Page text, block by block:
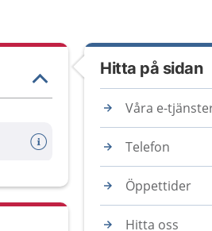
Hitta på sidan
Våra e-
Telefon
Öppettider
Hitta oss